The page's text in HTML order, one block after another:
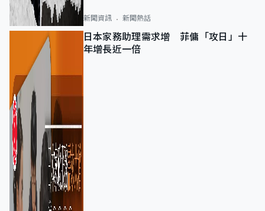
新聞資訊 新聞熱話
日本家務助理需求增 菲傭「攻日」十
年增長近一倍